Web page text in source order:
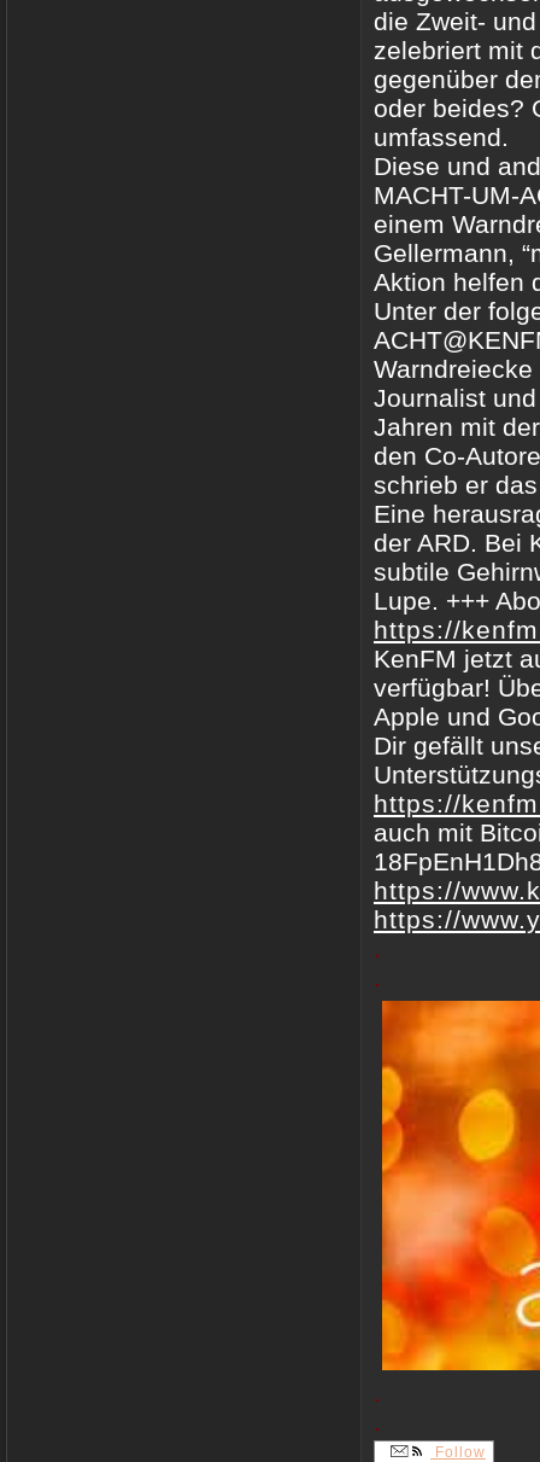
die Zweit-
zelebriert mit
gegenüber
oder beides?
umfassend.
Diese und
MACHT-UM-
einem
Gellermann,
Aktion helfen
Unter der
Journalist
Jahren mit
den Co-
schrieb er
Eine
der ARD. Bei
subtile
Lupe. +++
https://
KenFM jetzt
verfügbar!
Apple und
Dir gefällt
https://
auch mit
https://
https://
.
.
.
.
Follow